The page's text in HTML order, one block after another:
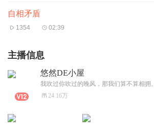
自相矛盾
1354 02:39
主播信息
悠然DE小屋
我吹过你吹过的晚风，那我们算不算相拥。
24.16万